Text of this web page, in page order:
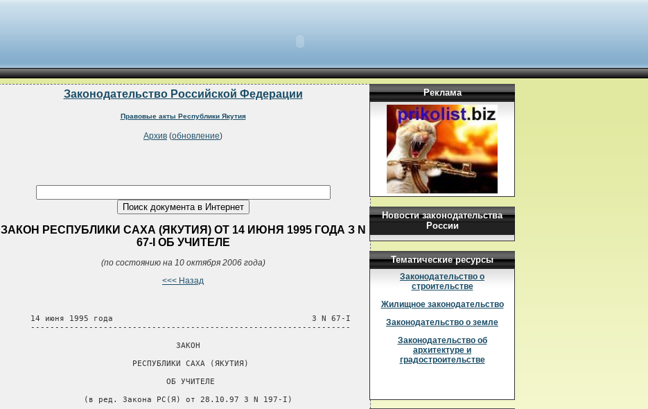
Законодательство Российской Федерации
Правовые акты Республики Якутия
Архив (обновление)
ЗАКОН РЕСПУБЛИКИ САХА (ЯКУТИЯ) ОТ 14 ИЮНЯ 1995 ГОДА З N
67-I ОБ УЧИТЕЛЕ
(по состоянию на 10 октября 2006 года)
<<< Назад
   14 июня 1995 года                                         З N 67-I
   ------------------------------------------------------------------
                                 ЗАКОН
                        РЕСПУБЛИКИ САХА (ЯКУТИЯ)
                               ОБ УЧИТЕЛЕ
              (в ред. Закона РС(Я) от 28.10.97 З N 197-I)
Реклама
Новости законодательства
России
Тематические ресурсы
Законодательство о
строительстве
Жилищное законодательство
Законодательство о земле
Законодательство об
архитектуре и
градостроительстве